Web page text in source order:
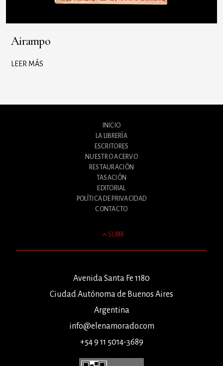
Airampo
LEER MÁS
INICIO
LA LIBRERÍA
ESCRITORES
NUESTRO ACERVO
RESTAURACIÓN
TASACIÓN
EDITORIAL
POLÍTICA DE PRIVACIDAD
CONTACTO
SUBIR
Avenida Santa Fe 1180
Ciudad Autónoma de Buenos Aires
Argentina
info@elenamorado.com
+54 9 11 5014-3689